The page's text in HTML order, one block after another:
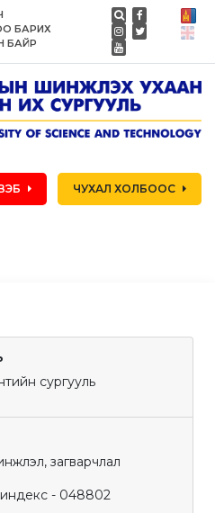
БАРИХ
БАЙР
ЧУХАЛ ХОЛБООС
сургууль
загварчлал
индекс - 048802